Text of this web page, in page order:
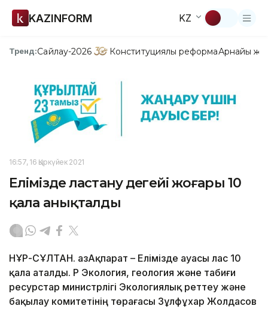
KAZINFORM KZ
Тренд:Сайлау-2026 Конституциялық реформаАрнайы
16:57, 16 Қыркүйек 2021
Елімізде ластану деңгейі жоғары 10
қала анықталды
НҰР-СҰЛТАН. ҚазАқпарат – Елімізде ауасы лас 10
қала аталды. ҚР Экология, геология және табиғи
ресурстар министрлігі Экологиялық реттеу және
бақылау комитетінің төрағасы Зұлфұхар Жолдасов